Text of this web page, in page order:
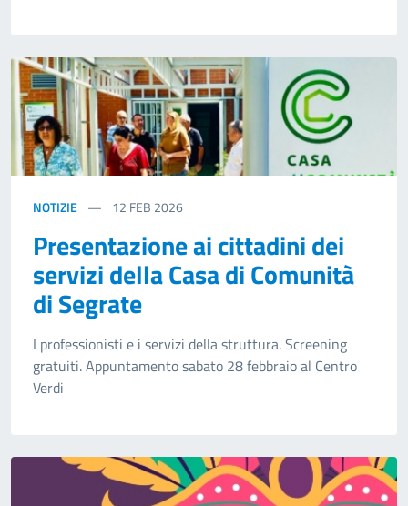
NOTIZIE 12 FEB 2026
Presentazione ai cittadini dei
servizi della Casa di Comunità
di Segrate
I professionisti e i servizi della struttura. Screening
gratuiti. Appuntamento sabato 28 febbraio al Centro
Verdi